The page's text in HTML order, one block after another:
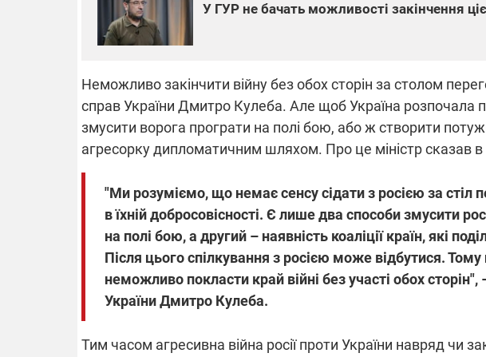
У ГУР не бачать можливості закінчення
Неможливо закінчити війну без обох сторін за столом
справ України Дмитро Кулеба. Але щоб Україна розпочала
змусити ворога програти на полі бою, або ж створити
агресорку дипломатичним шляхом. Про це міністр сказав
"Ми розуміємо, що немає сенсу сідати з росією за стіл
в їхній добросовісності. Є лише два способи змусити
на полі бою, а другий – наявність коаліції країн, які
Після цього спілкування з росією може відбутися.
неможливо покласти край війні без участі обох
України Дмитро Кулеба.
Тим часом агресивна війна росії проти України навряд чи